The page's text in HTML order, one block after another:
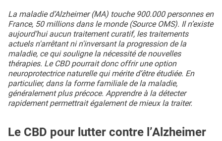
La maladie d’Alzheimer (MA) touche 900.000 personnes en
France, 50 millions dans le monde (Source OMS). Il n’existe
aujourd’hui aucun traitement curatif, les traitements
actuels n'arrêtant ni n'inversant la progression de la
maladie, ce qui souligne la nécessité de nouvelles
thérapies. Le CBD pourrait donc offrir une option
neuroprotectrice naturelle qui mérite d’être étudiée. En
particulier, dans la forme familiale de la maladie,
généralement plus précoce. Apprendre à la détecter
rapidement permettrait également de mieux la traiter.
Le CBD pour lutter contre l’Alzheimer